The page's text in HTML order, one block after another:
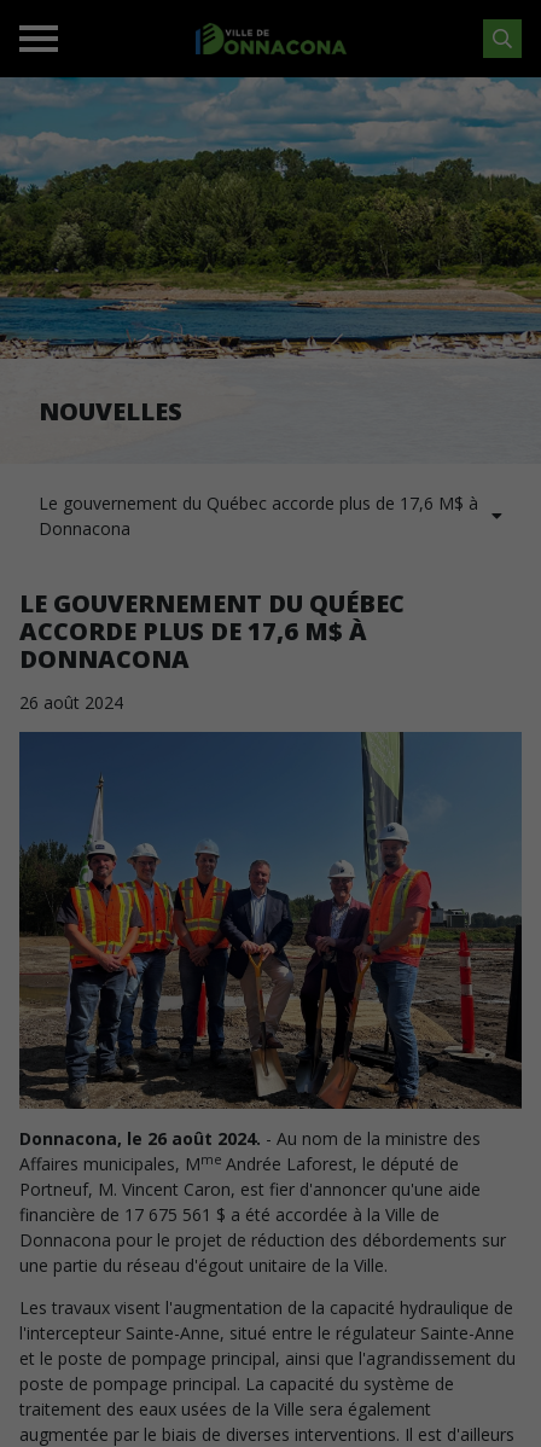
NOUVELLES
Le gouvernement du Québec accorde plus de 17,6 M$ à
Donnacona
LE GOUVERNEMENT DU QUÉBEC
ACCORDE PLUS DE 17,6 M$ À
DONNACONA
26 août 2024
Donnacona, le 26 août 2024. - Au nom de la ministre des
Affaires municipales, Mme Andrée Laforest, le député de
Portneuf, M. Vincent Caron, est fier d'annoncer qu'une aide
financière de 17 675 561 $ a été accordée à la Ville de
Donnacona pour le projet de réduction des débordements sur
une partie du réseau d'égout unitaire de la Ville.
Les travaux visent l'augmentation de la capacité hydraulique de
l'intercepteur Sainte-Anne, situé entre le régulateur Sainte-Anne
et le poste de pompage principal, ainsi que l'agrandissement du
poste de pompage principal. La capacité du système de
traitement des eaux usées de la Ville sera également
augmentée par le biais de diverses interventions. Il est d'ailleurs